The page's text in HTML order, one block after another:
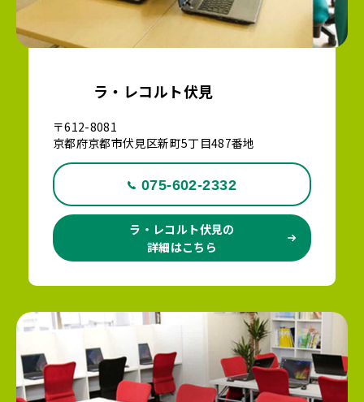
ラ・レコルト伏見
〒612-8081
京都府京都市伏見区新町5丁目487番地
075-602-2332
ラ・レコルト伏見の
詳細はこちら